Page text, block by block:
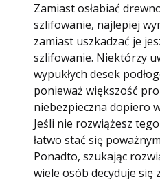
Zamiast osłabiać
szlifowanie, najlepiej
zamiast uszkadzać je
szlifowanie. Niektórzy
wypukłych desek
ponieważ większość
niebezpieczna dopiero
Jeśli nie rozwiążesz
łatwo stać się
Ponadto, szukając
wiele osób decyduje